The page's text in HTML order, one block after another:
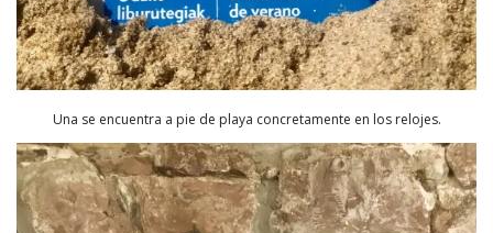
Una se encuentra a pie de playa concretamente en los relojes.